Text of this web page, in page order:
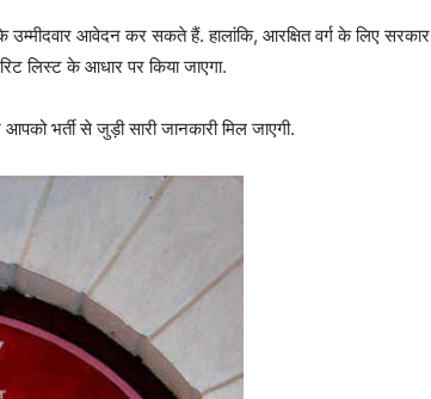
आवेदन कर सकते हैं. हालांकि, आरक्षित वर्ग के लिए सरकार
लिस्ट के आधार पर किया जाएगा.
भर्ती से जुड़ी सारी जानकारी मिल जाएगी.